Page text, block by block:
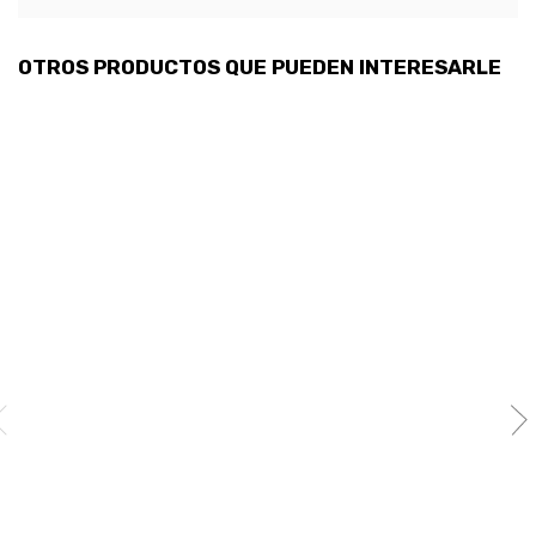
OTROS PRODUCTOS QUE PUEDEN INTERESARLE